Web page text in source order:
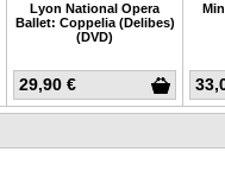
29,90 €
Lyon National Opera
Ballet: Coppelia (Delibes)
(DVD)